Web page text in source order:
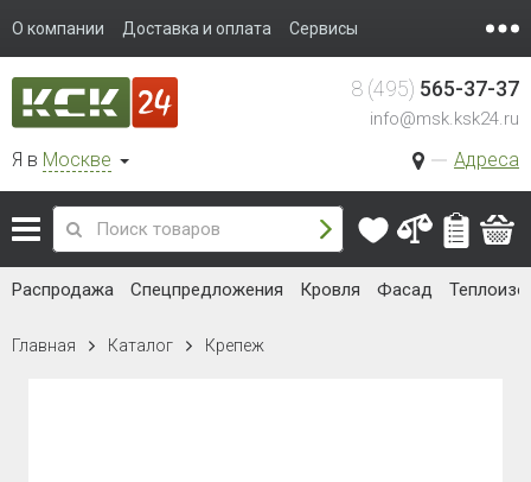
О компании Доставка и оплата Сервисы
Я в Москве Адреса
8 (495) 565-37-37
info@msk.ksk24.ru
Распродажа Спецпредложения Кровля Фасад
Главная Каталог Крепеж